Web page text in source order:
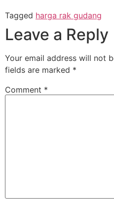
Tagged harga rak gudang
Leave a Reply
Your email address will not
fields are marked *
Comment *